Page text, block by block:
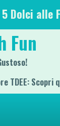
Dolci alle
Fun
TDEE: Scopri